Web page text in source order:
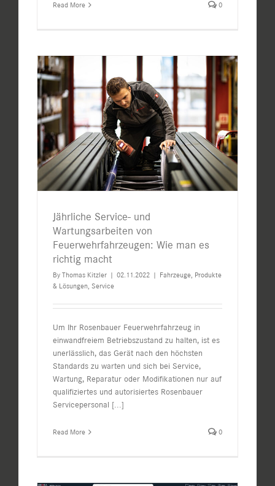
Read More 0
Jährliche Service- und
Wartungsarbeiten von
Feuerwehrfahrzeugen: Wie man es
richtig macht
By Thomas Kitzler | 02.11.2022 | Fahrzeuge, Produkte
& Lösungen, Service
Um Ihr Rosenbauer Feuerwehrfahrzeug in
einwandfreiem Betriebszustand zu halten, ist es
unerlässlich, das Gerät nach den höchsten
Standards zu warten und sich bei Service,
Wartung, Reparatur oder Modifikationen nur auf
qualifiziertes und autorisiertes Rosenbauer
Servicepersonal [...]
Read More 0